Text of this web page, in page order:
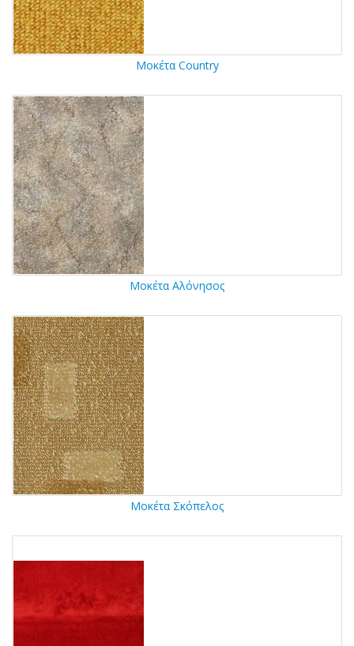
Μοκέτα Country
Μοκέτα Αλόνησος
Μοκέτα Σκόπελος